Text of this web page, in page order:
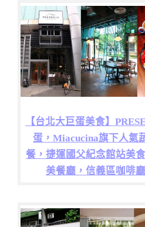
【台北大巨蛋美食】
蛋，Miacucina旗下人氣
餐，捷運國父紀念館站美
美餐廳，信義區咖啡